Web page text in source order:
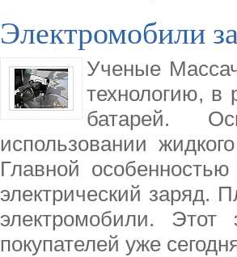
Электромобили
Ученые
технологию, в
батарей.
использовании
Главной
электрический заряд.
электромобили. Этот
покупателей уже